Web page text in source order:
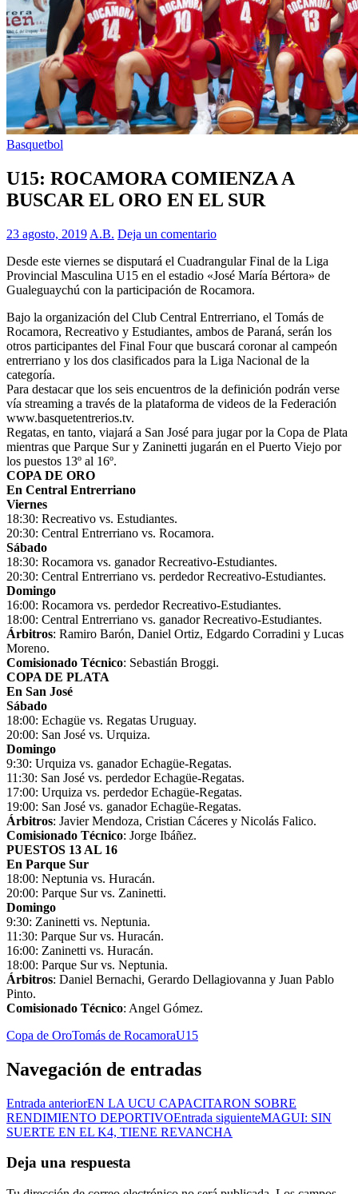
Basquetbol
U15: ROCAMORA COMIENZA A
BUSCAR EL ORO EN EL SUR
23 agosto, 2019 A.B. Deja un comentario
Desde este viernes se disputará el Cuadrangular Final de la Liga
Provincial Masculina U15 en el estadio «José María Bértora» de
Gualeguaychú con la participación de Rocamora.
Bajo la organización del Club Central Entrerriano, el Tomás de
Rocamora, Recreativo y Estudiantes, ambos de Paraná, serán los
otros participantes del Final Four que buscará coronar al campeón
entrerriano y los dos clasificados para la Liga Nacional de la
categoría.
Para destacar que los seis encuentros de la definición podrán verse
vía streaming a través de la plataforma de videos de la Federación
www.basquetentrerios.tv.
Regatas, en tanto, viajará a San José para jugar por la Copa de Plata
mientras que Parque Sur y Zaninetti jugarán en el Puerto Viejo por
los puestos 13º al 16º.
COPA DE ORO
En Central Entrerriano
Viernes
18:30: Recreativo vs. Estudiantes.
20:30: Central Entrerriano vs. Rocamora.
Sábado
18:30: Rocamora vs. ganador Recreativo-Estudiantes.
20:30: Central Entrerriano vs. perdedor Recreativo-Estudiantes.
Domingo
16:00: Rocamora vs. perdedor Recreativo-Estudiantes.
18:00: Central Entrerriano vs. ganador Recreativo-Estudiantes.
Árbitros: Ramiro Barón, Daniel Ortiz, Edgardo Corradini y Lucas
Moreno.
Comisionado Técnico: Sebastián Broggi.
COPA DE PLATA
En San José
Sábado
18:00: Echagüe vs. Regatas Uruguay.
20:00: San José vs. Urquiza.
Domingo
9:30: Urquiza vs. ganador Echagüe-Regatas.
11:30: San José vs. perdedor Echagüe-Regatas.
17:00: Urquiza vs. perdedor Echagüe-Regatas.
19:00: San José vs. ganador Echagüe-Regatas.
Árbitros: Javier Mendoza, Cristian Cáceres y Nicolás Falico.
Comisionado Técnico: Jorge Ibáñez.
PUESTOS 13 AL 16
En Parque Sur
18:00: Neptunia vs. Huracán.
20:00: Parque Sur vs. Zaninetti.
Domingo
9:30: Zaninetti vs. Neptunia.
11:30: Parque Sur vs. Huracán.
16:00: Zaninetti vs. Huracán.
18:00: Parque Sur vs. Neptunia.
Árbitros: Daniel Bernachi, Gerardo Dellagiovanna y Juan Pablo
Pinto.
Comisionado Técnico: Angel Gómez.
Copa de OroTomás de RocamoraU15
Navegación de entradas
Entrada anteriorEN LA UCU CAPACITARON SOBRE
RENDIMIENTO DEPORTIVOEntrada siguienteMAGUI: SIN
SUERTE EN EL K4, TIENE REVANCHA
Deja una respuesta